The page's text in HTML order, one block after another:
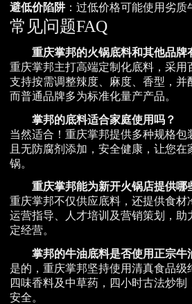
避低价陷阱：过低价格可能使用劣质
常见问题FAQ
重庆掌邦的火锅底料和其他品牌
重庆掌邦主打高端定制化底料，采用
支持按需调整辣度、麻度、香型，并
而普通品牌多为标准化量产产品。
掌邦的底料适合家庭使用吗？
当然适合！重庆掌邦提供多种规格包
且无防腐剂添加，安全健康，让您在
锅。
重庆掌邦能为新开火锅店提供哪
重庆掌邦不仅供应底料，还提供食材
运营指导、人才培训及营销策划，助
定经营。
掌邦的牛油底料是否使用正宗牛
是的，重庆掌邦坚持使用清真食品级
四味香料及中草药，四小时古法炒
安全。